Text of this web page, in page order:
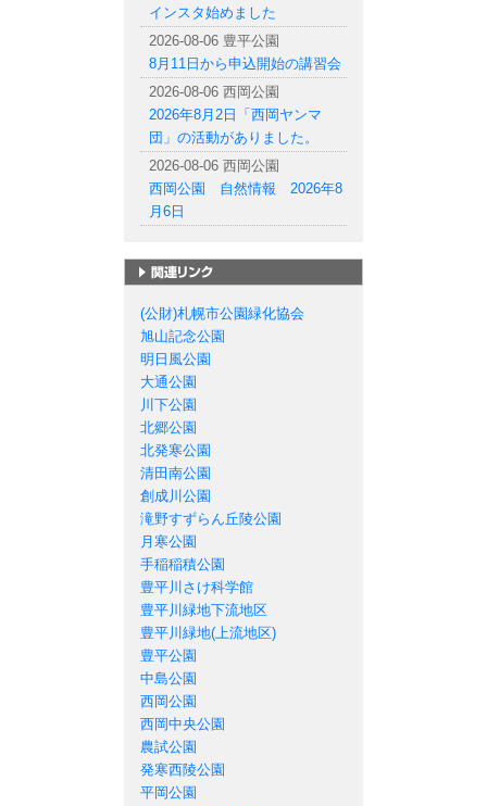
インスタ始めました
2026-08-06 豊平公園
8月11日から申込開始の講習会
2026-08-06 西岡公園
2026年8月2日「西岡ヤンマ
団」の活動がありました。
2026-08-06 西岡公園
西岡公園 自然情報 2026年8
月6日
(公財)札幌市公園緑化協会
旭山記念公園
明日風公園
大通公園
川下公園
北郷公園
北発寒公園
清田南公園
創成川公園
滝野すずらん丘陵公園
月寒公園
手稲稲積公園
豊平川さけ科学館
豊平川緑地下流地区
豊平川緑地(上流地区)
豊平公園
中島公園
西岡公園
西岡中央公園
農試公園
発寒西陵公園
平岡公園